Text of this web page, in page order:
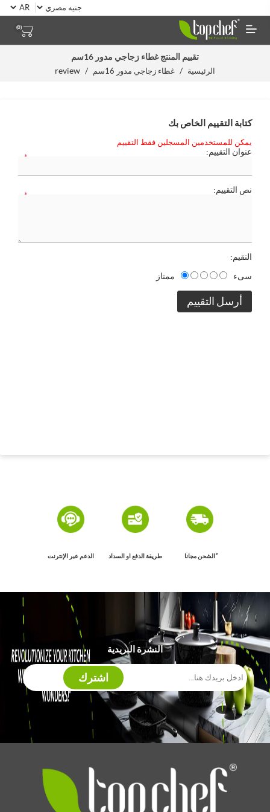
(0)
تقييم المنتجغطاء زجاجي مدور 16سم
الرئيسية / غطاء زجاجي مدور 16سم /
review
كتابة التقييم الخاص بك
يمكن للمستخدمين المسجلين فقط التقييم
عنوان التقييم:
*
نص التقييم:
*
التقيم:
سىء
ممتاز
أرسل التقييم
ًالشحن مجانا طريقة الدفع او السداد الدعم عبر الإنترنت
النشرة البريدية
اشترك